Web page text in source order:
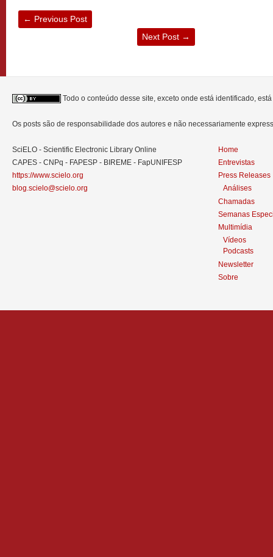
← Previous Post
Next Post →
Todo o conteúdo desse site, exceto onde está identificado,
Os posts são de responsabilidade dos autores e não necessariamente
SciELO - Scientific Electronic Library Online
CAPES - CNPq - FAPESP - BIREME - FapUNIFESP
https://www.scielo.org
blog.scielo@scielo.org
Home
Entrevistas
Press Releases
Análises
Chamadas
Semanas
Multimídia
Vídeos
Podcasts
Newsletter
Sobre